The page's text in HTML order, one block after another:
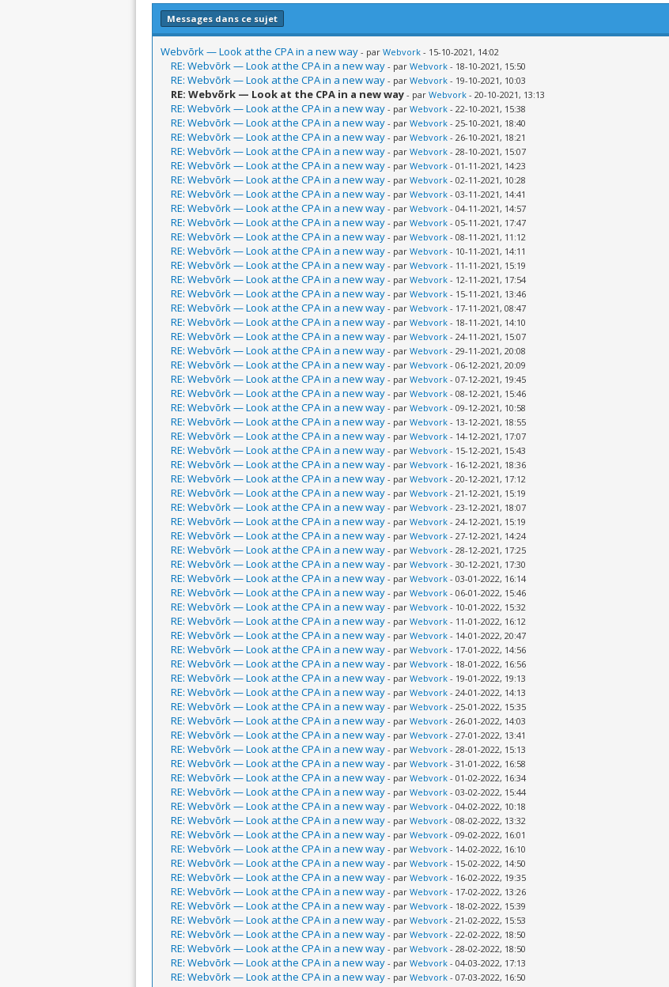
Messages dans ce sujet
Webvõrk — Look at the CPA in a new way - par Webvork - 15-10-2021, 14:02
RE: Webvõrk — Look at the CPA in a new way - par Webvork - 18-10-2021, 15:50
RE: Webvõrk — Look at the CPA in a new way - par Webvork - 19-10-2021, 10:03
RE: Webvõrk — Look at the CPA in a new way - par Webvork - 20-10-2021, 13:13
RE: Webvõrk — Look at the CPA in a new way - par Webvork - 22-10-2021, 15:38
RE: Webvõrk — Look at the CPA in a new way - par Webvork - 25-10-2021, 18:40
RE: Webvõrk — Look at the CPA in a new way - par Webvork - 26-10-2021, 18:21
RE: Webvõrk — Look at the CPA in a new way - par Webvork - 28-10-2021, 15:07
RE: Webvõrk — Look at the CPA in a new way - par Webvork - 01-11-2021, 14:23
RE: Webvõrk — Look at the CPA in a new way - par Webvork - 02-11-2021, 10:28
RE: Webvõrk — Look at the CPA in a new way - par Webvork - 03-11-2021, 14:41
RE: Webvõrk — Look at the CPA in a new way - par Webvork - 04-11-2021, 14:57
RE: Webvõrk — Look at the CPA in a new way - par Webvork - 05-11-2021, 17:47
RE: Webvõrk — Look at the CPA in a new way - par Webvork - 08-11-2021, 11:12
RE: Webvõrk — Look at the CPA in a new way - par Webvork - 10-11-2021, 14:11
RE: Webvõrk — Look at the CPA in a new way - par Webvork - 11-11-2021, 15:19
RE: Webvõrk — Look at the CPA in a new way - par Webvork - 12-11-2021, 17:54
RE: Webvõrk — Look at the CPA in a new way - par Webvork - 15-11-2021, 13:46
RE: Webvõrk — Look at the CPA in a new way - par Webvork - 17-11-2021, 08:47
RE: Webvõrk — Look at the CPA in a new way - par Webvork - 18-11-2021, 14:10
RE: Webvõrk — Look at the CPA in a new way - par Webvork - 24-11-2021, 15:07
RE: Webvõrk — Look at the CPA in a new way - par Webvork - 29-11-2021, 20:08
RE: Webvõrk — Look at the CPA in a new way - par Webvork - 06-12-2021, 20:09
RE: Webvõrk — Look at the CPA in a new way - par Webvork - 07-12-2021, 19:45
RE: Webvõrk — Look at the CPA in a new way - par Webvork - 08-12-2021, 15:46
RE: Webvõrk — Look at the CPA in a new way - par Webvork - 09-12-2021, 10:58
RE: Webvõrk — Look at the CPA in a new way - par Webvork - 13-12-2021, 18:55
RE: Webvõrk — Look at the CPA in a new way - par Webvork - 14-12-2021, 17:07
RE: Webvõrk — Look at the CPA in a new way - par Webvork - 15-12-2021, 15:43
RE: Webvõrk — Look at the CPA in a new way - par Webvork - 16-12-2021, 18:36
RE: Webvõrk — Look at the CPA in a new way - par Webvork - 20-12-2021, 17:12
RE: Webvõrk — Look at the CPA in a new way - par Webvork - 21-12-2021, 15:19
RE: Webvõrk — Look at the CPA in a new way - par Webvork - 23-12-2021, 18:07
RE: Webvõrk — Look at the CPA in a new way - par Webvork - 24-12-2021, 15:19
RE: Webvõrk — Look at the CPA in a new way - par Webvork - 27-12-2021, 14:24
RE: Webvõrk — Look at the CPA in a new way - par Webvork - 28-12-2021, 17:25
RE: Webvõrk — Look at the CPA in a new way - par Webvork - 30-12-2021, 17:30
RE: Webvõrk — Look at the CPA in a new way - par Webvork - 03-01-2022, 16:14
RE: Webvõrk — Look at the CPA in a new way - par Webvork - 06-01-2022, 15:46
RE: Webvõrk — Look at the CPA in a new way - par Webvork - 10-01-2022, 15:32
RE: Webvõrk — Look at the CPA in a new way - par Webvork - 11-01-2022, 16:12
RE: Webvõrk — Look at the CPA in a new way - par Webvork - 14-01-2022, 20:47
RE: Webvõrk — Look at the CPA in a new way - par Webvork - 17-01-2022, 14:56
RE: Webvõrk — Look at the CPA in a new way - par Webvork - 18-01-2022, 16:56
RE: Webvõrk — Look at the CPA in a new way - par Webvork - 19-01-2022, 19:13
RE: Webvõrk — Look at the CPA in a new way - par Webvork - 24-01-2022, 14:13
RE: Webvõrk — Look at the CPA in a new way - par Webvork - 25-01-2022, 15:35
RE: Webvõrk — Look at the CPA in a new way - par Webvork - 26-01-2022, 14:03
RE: Webvõrk — Look at the CPA in a new way - par Webvork - 27-01-2022, 13:41
RE: Webvõrk — Look at the CPA in a new way - par Webvork - 28-01-2022, 15:13
RE: Webvõrk — Look at the CPA in a new way - par Webvork - 31-01-2022, 16:58
RE: Webvõrk — Look at the CPA in a new way - par Webvork - 01-02-2022, 16:34
RE: Webvõrk — Look at the CPA in a new way - par Webvork - 03-02-2022, 15:44
RE: Webvõrk — Look at the CPA in a new way - par Webvork - 04-02-2022, 10:18
RE: Webvõrk — Look at the CPA in a new way - par Webvork - 08-02-2022, 13:32
RE: Webvõrk — Look at the CPA in a new way - par Webvork - 09-02-2022, 16:01
RE: Webvõrk — Look at the CPA in a new way - par Webvork - 14-02-2022, 16:10
RE: Webvõrk — Look at the CPA in a new way - par Webvork - 15-02-2022, 14:50
RE: Webvõrk — Look at the CPA in a new way - par Webvork - 16-02-2022, 19:35
RE: Webvõrk — Look at the CPA in a new way - par Webvork - 17-02-2022, 13:26
RE: Webvõrk — Look at the CPA in a new way - par Webvork - 18-02-2022, 15:39
RE: Webvõrk — Look at the CPA in a new way - par Webvork - 21-02-2022, 15:53
RE: Webvõrk — Look at the CPA in a new way - par Webvork - 22-02-2022, 18:50
RE: Webvõrk — Look at the CPA in a new way - par Webvork - 28-02-2022, 18:50
RE: Webvõrk — Look at the CPA in a new way - par Webvork - 04-03-2022, 17:13
RE: Webvõrk — Look at the CPA in a new way - par Webvork - 07-03-2022, 16:50